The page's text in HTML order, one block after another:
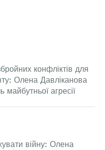
конфліктів для
Олена Давліканова
майбутньої агресії
війну: Олена